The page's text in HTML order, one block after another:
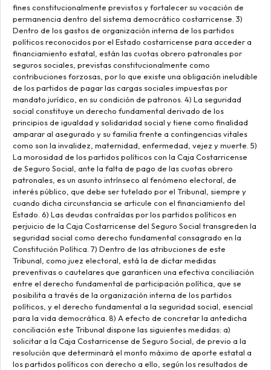
fines constitucionalmente previstos y fortalecer su vocación de
permanencia dentro del sistema democrático costarricense. 3)
Dentro de los gastos de organización interna de los partidos
políticos reconocidos por el Estado costarricense para acceder a
financiamiento estatal, están las cuotas obrero patronales por
seguros sociales, previstas constitucionalmente como
contribuciones forzosas, por lo que existe una obligación ineludible
de los partidos de pagar las cargas sociales impuestas por
mandato jurídico, en su condición de patronos. 4) La seguridad
social constituye un derecho fundamental derivado de los
principios de igualdad y solidaridad social y tiene como finalidad
amparar al asegurado y su familia frente a contingencias vitales
como son la invalidez, maternidad, enfermedad, vejez y muerte. 5)
La morosidad de los partidos políticos con la Caja Costarricense
de Seguro Social, ante la falta de pago de las cuotas obrero
patronales, es un asunto intrínseco al fenómeno electoral, de
interés público, que debe ser tutelado por el Tribunal, siempre y
cuando dicha circunstancia se articule con el financiamiento del
Estado. 6) Las deudas contraídas por los partidos políticos en
perjuicio de la Caja Costarricense del Seguro Social transgreden la
seguridad social como derecho fundamental consagrado en la
Constitución Política. 7) Dentro de las atribuciones de este
Tribunal, como juez electoral, está la de dictar medidas
preventivas o cautelares que garanticen una efectiva conciliación
entre el derecho fundamental de participación política, que se
posibilita a través de la organización interna de los partidos
políticos, y el derecho fundamental a la seguridad social, esencial
para la vida democrática. 8) A efecto de concretar la antedicha
conciliación este Tribunal dispone las siguientes medidas: a)
solicitar a la Caja Costarricense de Seguro Social, de previo a la
resolución que determinará el monto máximo de aporte estatal a
los partidos políticos con derecho a ello, según los resultados de